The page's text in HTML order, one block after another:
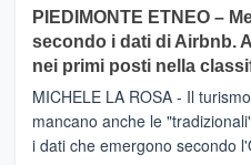
CATANIA
–
Inaugurato
il
nuovo
collegamento
tra
PIEDIMONTE ETNEO –
secondo i dati di Airbnb.
nei primi posti nella
MICHELE LA ROSA - Il
mancano anche le
i dati che emergono secondo